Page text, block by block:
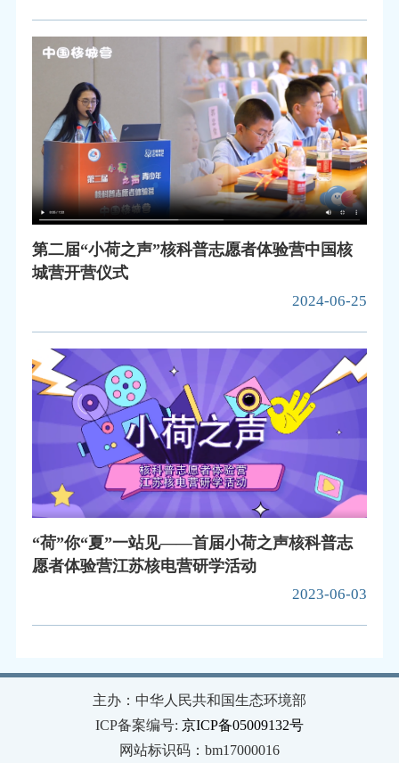
第二届“小荷之声”核科普志愿者体验营中国核
城营开营仪式
2024-06-25
“荷”你“夏”一站见——首届小荷之声核科普志
愿者体验营江苏核电营研学活动
2023-06-03
主办：中华人民共和国生态环境部
ICP备案编号: 京ICP备05009132号
网站标识码：bm17000016